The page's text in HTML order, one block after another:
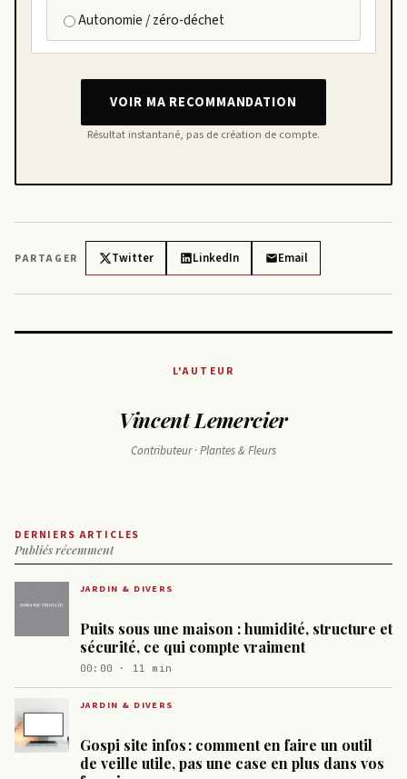
Autonomie / zéro-déchet
VOIR MA RECOMMANDATION
Résultat instantané, pas de création de compte.
PARTAGER Twitter LinkedIn Email
L'AUTEUR
Vincent Lemercier
Contributeur · Plantes & Fleurs
DERNIERS ARTICLES
Publiés récemment
JARDIN & DIVERS
Puits sous une maison : humidité, structure et
sécurité, ce qui compte vraiment
00:00 · 11 min
JARDIN & DIVERS
Gospi site infos : comment en faire un outil
de veille utile, pas une case en plus dans vos